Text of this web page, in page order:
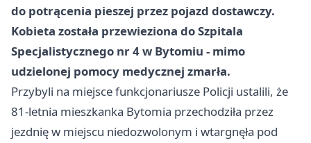
do potrącenia pieszej przez pojazd dostawczy.
Kobieta została przewieziona do Szpitala
Specjalistycznego nr 4 w Bytomiu - mimo
udzielonej pomocy medycznej zmarła.
Przybyli na miejsce funkcjonariusze Policji ustalili, że
81-letnia mieszkanka Bytomia przechodziła przez
jezdnię w miejscu niedozwolonym i wtargnęła pod